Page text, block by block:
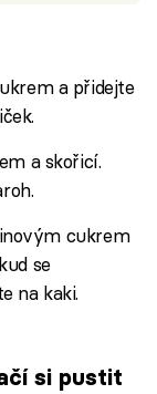
a přidejte
a skořicí.
cukrem
se
na kaki.
si pustit